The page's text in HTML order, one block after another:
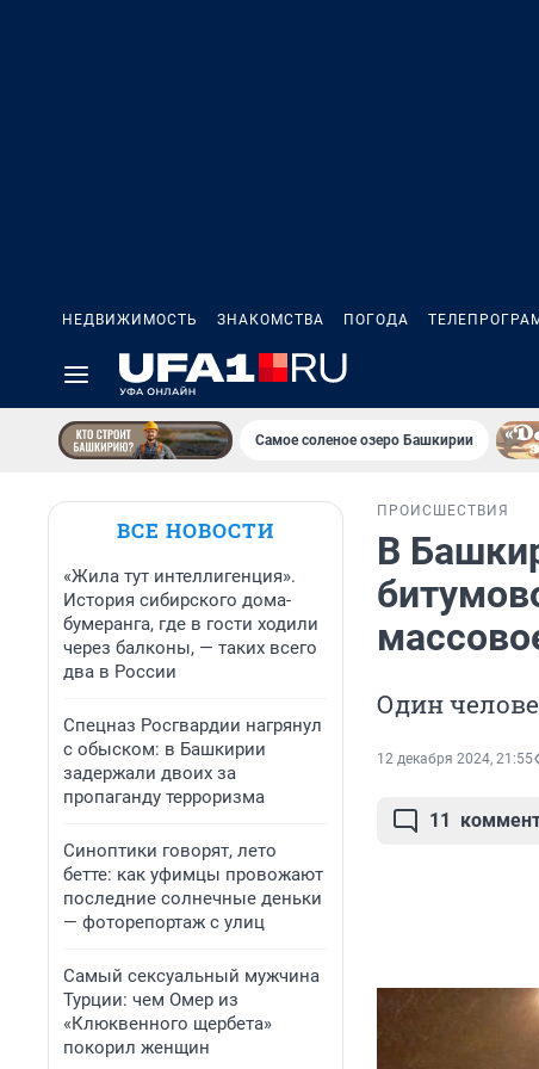
НЕДВИЖИМОСТЬ ЗНАКОМСТВА ПОГОДА
Самое соленое озеро Башкирии
ВСЕ НОВОСТИ
«Жила тут интеллигенция».
История сибирского дома-
бумеранга, где в гости ходили
через балконы, — таких всего
два в России
Спецназ Росгвардии нагрянул
с обыском: в Башкирии
задержали двоих за
пропаганду терроризма
Синоптики говорят, лето
бетте: как уфимцы провожают
последние солнечные деньки
— фоторепортаж с улиц
Самый сексуальный мужчина
Турции: чем Омер из
«Клюквенного щербета»
покорил женщин
ПРОИСШЕСТВИЯ
В
Один
12 декабря 2024, 21:55
11